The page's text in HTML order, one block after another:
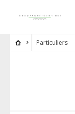
Particuliers